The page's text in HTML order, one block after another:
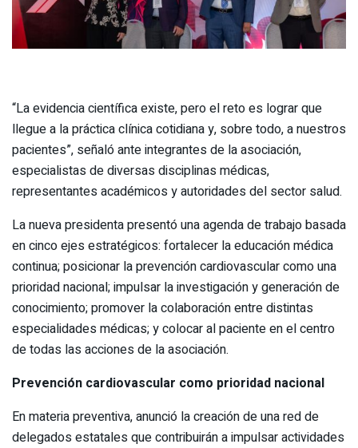
“La evidencia científica existe, pero el reto es lograr que
llegue a la práctica clínica cotidiana y, sobre todo, a nuestros
pacientes”, señaló ante integrantes de la asociación,
especialistas de diversas disciplinas médicas,
representantes académicos y autoridades del sector salud.
La nueva presidenta presentó una agenda de trabajo basada
en cinco ejes estratégicos: fortalecer la educación médica
continua; posicionar la prevención cardiovascular como una
prioridad nacional; impulsar la investigación y generación de
conocimiento; promover la colaboración entre distintas
especialidades médicas; y colocar al paciente en el centro
de todas las acciones de la asociación.
Prevención cardiovascular como prioridad nacional
En materia preventiva, anunció la creación de una red de
delegados estatales que contribuirán a impulsar actividades